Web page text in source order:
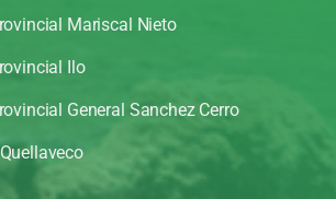
Mariscal Nieto
Ilo
General Sanchez Cerro